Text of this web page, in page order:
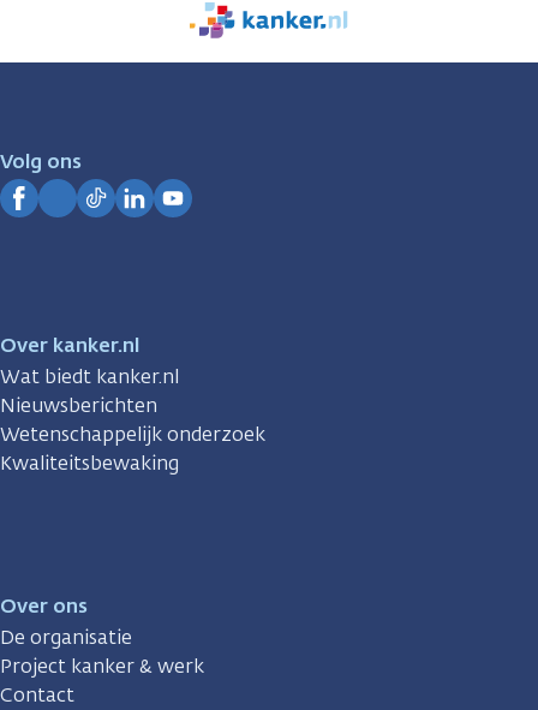
We
zijn
Volg ons
Over kanker.nl
Wat biedt kanker.nl
Nieuwsberichten
Wetenschappelijk onderzoek
Kwaliteitsbewaking
Over ons
De organisatie
Project kanker & werk
Contact